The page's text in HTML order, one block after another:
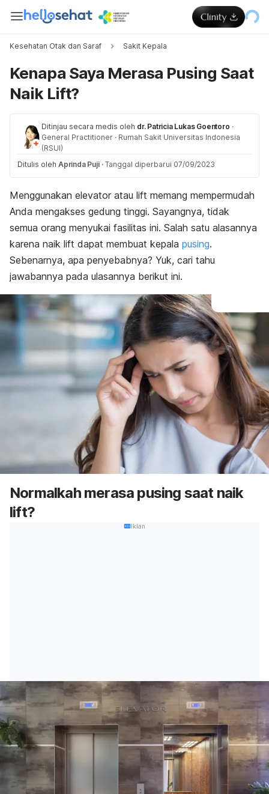
Kesehatan Otak dan Saraf Sakit Kepala
Kenapa Saya Merasa Pusing Saat
Naik Lift?
Ditinjau secara medis oleh dr. Patricia Lukas Goentoro ·
General Practitioner · Rumah Sakit Universitas Indonesia
(RSUI)
Ditulis oleh Aprinda Puji · Tanggal diperbarui 07/09/2023
Menggunakan elevator atau lift memang mempermudah
Anda mengakses gedung tinggi. Sayangnya, tidak
semua orang menyukai fasilitas ini. Salah satu alasannya
karena naik lift dapat membuat kepala pusing.
Sebenarnya, apa penyebabnya? Yuk, cari tahu
jawabannya pada ulasannya berikut ini.
Normalkah merasa pusing saat naik
lift?
Iklan